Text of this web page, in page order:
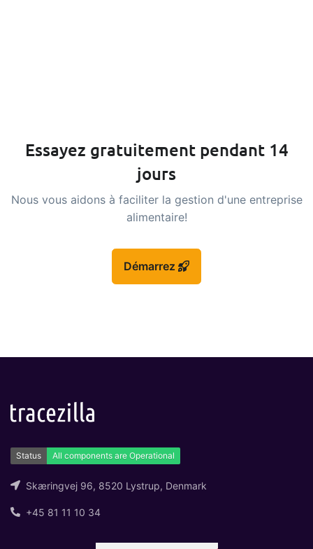
Essayez gratuitement pendant 14
jours
Nous vous aidons à faciliter la gestion d'une entreprise
alimentaire!
Démarrez
Skæringvej 96, 8520 Lystrup, Denmark
+45 81 11 10 34